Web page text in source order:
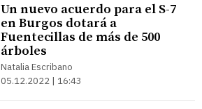
Un nuevo acuerdo para el S-7
en Burgos dotará a
Fuentecillas de más de 500
árboles
Natalia Escribano
05.12.2022 | 16:43